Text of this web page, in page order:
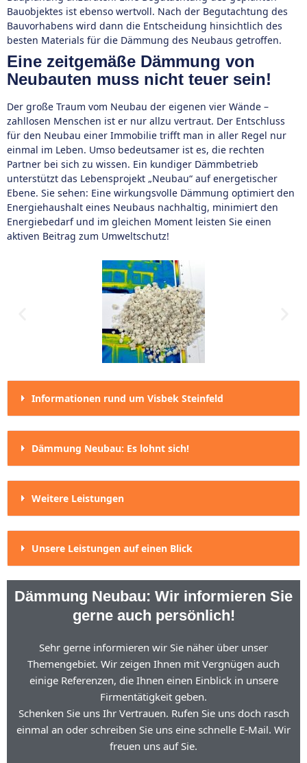
Bauobjektes ist ebenso wertvoll. Nach der Begutachtung des
Bauvorhabens wird dann die Entscheidung hinsichtlich des
besten Materials für die Dämmung des Neubaus getroffen.
Eine zeitgemäße Dämmung von
Neubauten muss nicht teuer sein!
Der große Traum vom Neubau der eigenen vier Wände –
zahllosen Menschen ist er nur allzu vertraut. Der Entschluss
für den Neubau einer Immobilie trifft man in aller Regel nur
einmal im Leben. Umso bedeutsamer ist es, die rechten
Partner bei sich zu wissen. Ein kundiger Dämmbetrieb
unterstützt das Lebensprojekt „Neubau“ auf energetischer
Ebene. Sie sehen: Eine wirkungsvolle Dämmung optimiert den
Energiehaushalt eines Neubaus nachhaltig, minimiert den
Energiebedarf und im gleichen Moment leisten Sie einen
aktiven Beitrag zum Umweltschutz!
Informationen rund um Visbek Steinfeld
Dämmung Neubau: Es lohnt sich!
Weitere Leistungen
Unsere Leistungen auf einen Blick
Dämmung Neubau: Wir informieren Sie
gerne auch persönlich!
Sehr gerne informieren wir Sie näher über unser
Themengebiet. Wir zeigen Ihnen mit Vergnügen auch
einige Referenzen, die Ihnen einen Einblick in unsere
Firmentätigkeit geben.
Schenken Sie uns Ihr Vertrauen. Rufen Sie uns doch rasch
einmal an oder schreiben Sie uns eine schnelle E-Mail. Wir
freuen uns auf Sie.